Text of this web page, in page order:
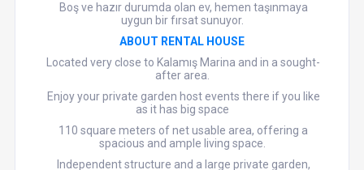
Boş ve hazır durumda olan ev, hemen taşınmaya
uygun bir fırsat sunuyor.
ABOUT RENTAL HOUSE
Located very close to Kalamış Marina and in a sought-
after area.
Enjoy your private garden host events there if you like
as it has big space
110 square meters of net usable area, offering a
spacious and ample living space.
Independent structure and a large private garden,